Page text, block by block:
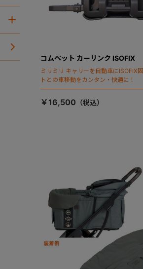
コムペット カーリンク ISOFIX
ミリミリ キャリーを自動車にISOFIX
トとの車移動をカンタン・快適に！
￥16,500